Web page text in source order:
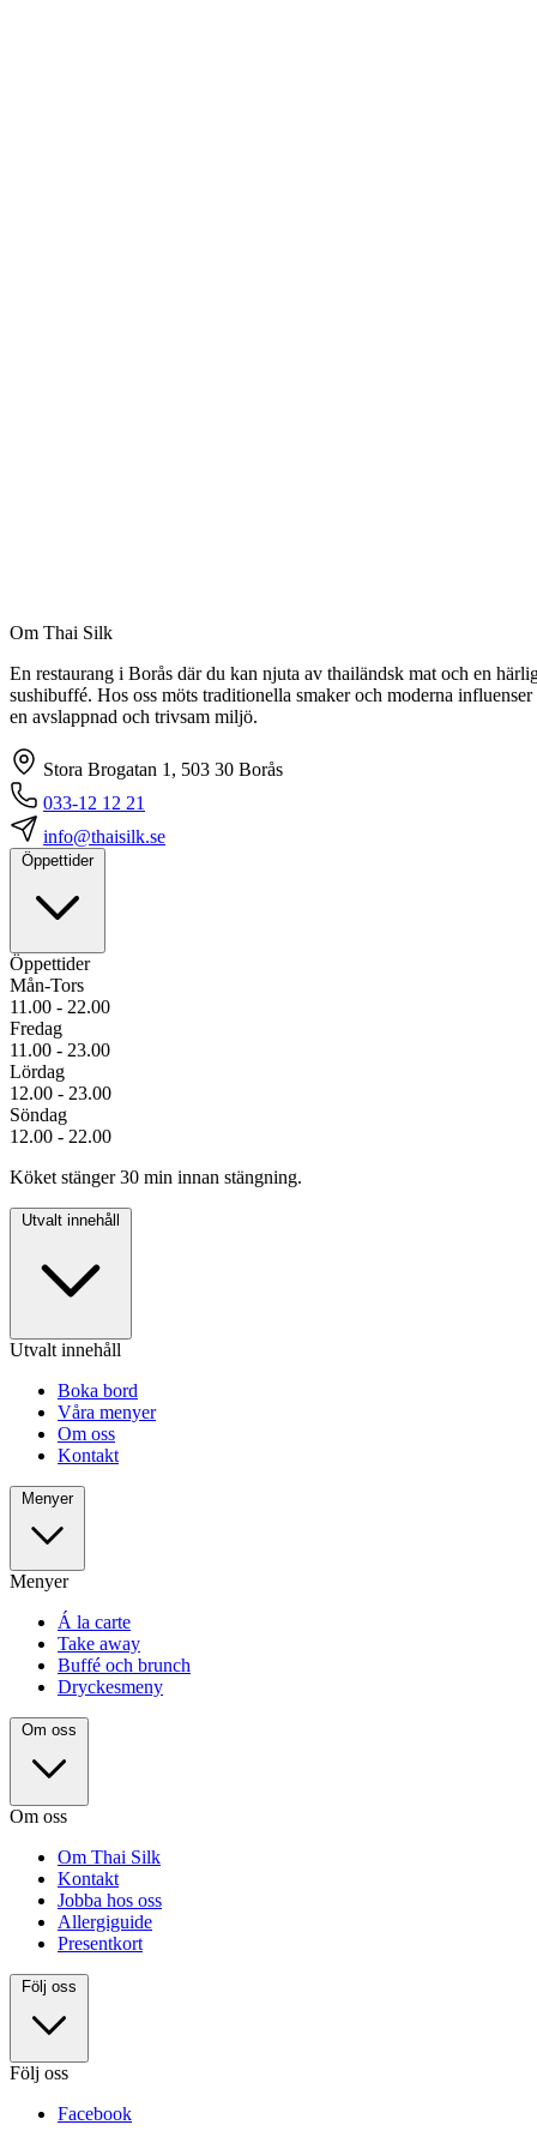
Om Thai Silk
En restaurang i Borås där du kan njuta av thailändsk mat och en
sushibuffé. Hos oss möts traditionella smaker och moderna influenser
en avslappnad och trivsam miljö.
Stora Brogatan 1, 503 30 Borås
033-12 12 21
info@thaisilk.se
Öppettider
Öppettider
Mån-Tors
11.00 - 22.00
Fredag
11.00 - 23.00
Lördag
12.00 - 23.00
Söndag
12.00 - 22.00
Köket stänger 30 min innan stängning.
Utvalt innehåll
Utvalt innehåll
Boka bord
Våra menyer
Om oss
Kontakt
Menyer
Menyer
Á la carte
Take away
Buffé och brunch
Dryckesmeny
Om oss
Om oss
Om Thai Silk
Kontakt
Jobba hos oss
Allergiguide
Presentkort
Följ oss
Följ oss
Facebook